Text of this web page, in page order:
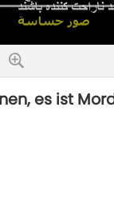
es ist